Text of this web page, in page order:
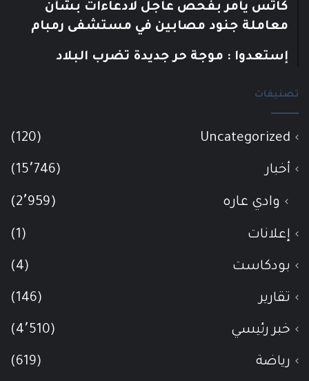
كاتس يأمر بفحص عاجل لادعاءات بشأن
معاملة جنود مصابين في مستشفى رمبام
إستعدوا : موجة حر جديدة تضرب البلاد
تصنيفات
Uncategorized
(120)
أخبار (15٬746)
وادي عاره (2٬959)
إعلانات (1)
بودكاست (4)
تقارير (146)
خبر رئيسي (4٬510)
رياضة (619)